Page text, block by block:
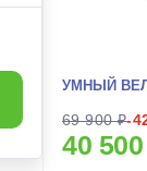
УМНЫЙ
69 900 ₽-
40